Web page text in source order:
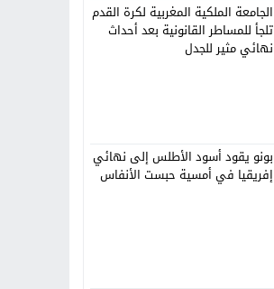
الجامعة الملكية المغربية لكرة القدم
تلجأ للمساطر القانونية بعد أحداث
نهائي مثير للجدل
بونو يقود أسود الأطلس إلى نهائي
إفريقيا في أمسية حبست الأنفاس